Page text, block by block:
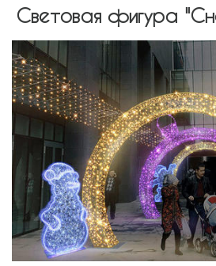
Видео
Портфолио
Контакты
Световая фигура